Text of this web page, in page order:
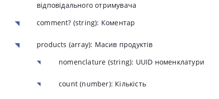
відповідального отримувача
comment? (string): Коментар
products (array): Масив продуктів
nomenclature (string): UUID номенклатури
count (number): Кількість